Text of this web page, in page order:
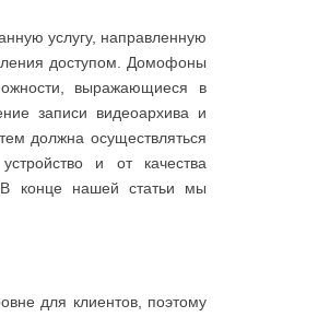
услугу, направленную
доступом. Домофоны
выражающиеся в
записи видеоархива и
должна осуществляться
и от качества
В конце нашей статьи мы
для клиентов, поэтому